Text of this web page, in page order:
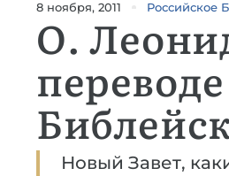
8 ноября, 2011 Российское
О.
Новый Завет,